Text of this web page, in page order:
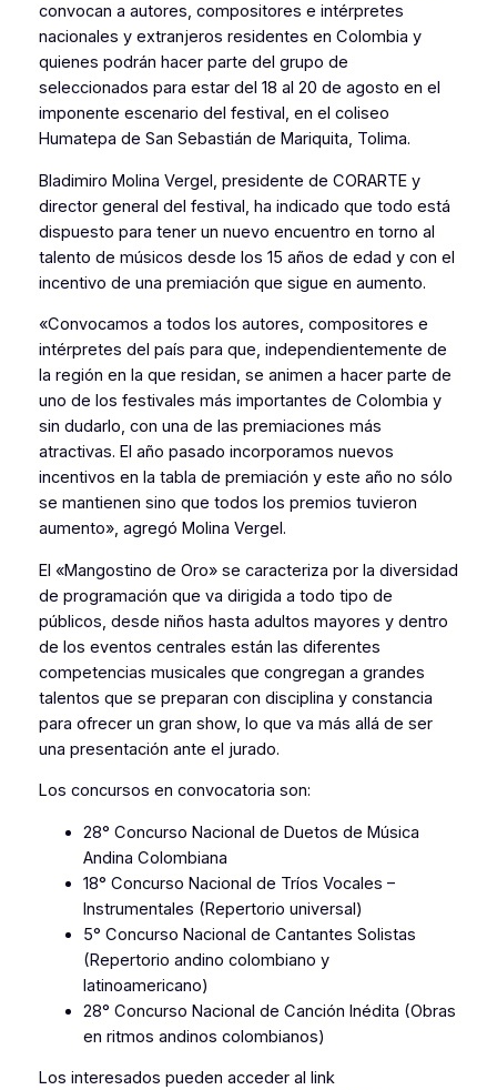
convocan a autores, compositores e intérpretes
nacionales y extranjeros residentes en Colombia y
quienes podrán hacer parte del grupo de
seleccionados para estar del 18 al 20 de agosto en el
imponente escenario del festival, en el coliseo
Humatepa de San Sebastián de Mariquita, Tolima.
Bladimiro Molina Vergel, presidente de CORARTE y
director general del festival, ha indicado que todo está
dispuesto para tener un nuevo encuentro en torno al
talento de músicos desde los 15 años de edad y con el
incentivo de una premiación que sigue en aumento.
«Convocamos a todos los autores, compositores e
intérpretes del país para que, independientemente de
la región en la que residan, se animen a hacer parte de
uno de los festivales más importantes de Colombia y
sin dudarlo, con una de las premiaciones más
atractivas. El año pasado incorporamos nuevos
incentivos en la tabla de premiación y este año no sólo
se mantienen sino que todos los premios tuvieron
aumento», agregó Molina Vergel.
El «Mangostino de Oro» se caracteriza por la diversidad
de programación que va dirigida a todo tipo de
públicos, desde niños hasta adultos mayores y dentro
de los eventos centrales están las diferentes
competencias musicales que congregan a grandes
talentos que se preparan con disciplina y constancia
para ofrecer un gran show, lo que va más allá de ser
una presentación ante el jurado.
Los concursos en convocatoria son:
28° Concurso Nacional de Duetos de Música
Andina Colombiana
18° Concurso Nacional de Tríos Vocales –
Instrumentales (Repertorio universal)
5° Concurso Nacional de Cantantes Solistas
(Repertorio andino colombiano y
latinoamericano)
28° Concurso Nacional de Canción Inédita (Obras
en ritmos andinos colombianos)
Los interesados pueden acceder al link